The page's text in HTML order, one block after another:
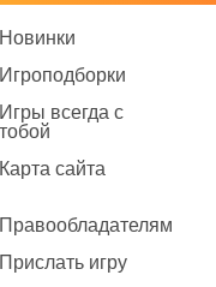
Новинки
Игроподборки
Игры всегда с
тобой
Карта сайта
Правообладателям
Прислать игру